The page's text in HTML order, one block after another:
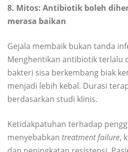
8. Mitos: Antibiotik boleh
merasa baikan
Gejala membaik bukan tanda
Menghentikan antibiotik terlalu
bakteri sisa berkembang biak
menjadi lebih kebal. Durasi
berdasarkan studi klinis.
Ketidakpatuhan terhadap
menyebabkan treatment failure,